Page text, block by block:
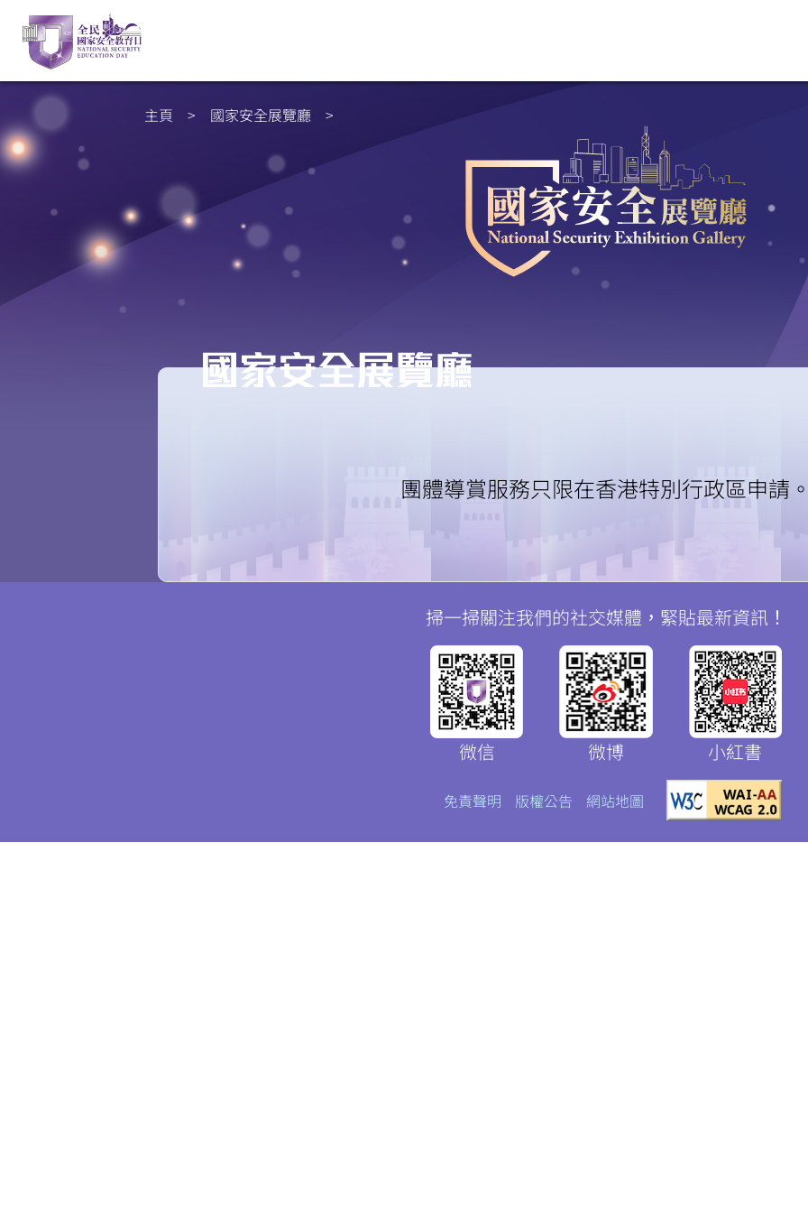
主頁 > 國家安全展覽廳 >
團體導賞服務只限在香港特別行政區申請
免責聲明 版權公告 網站地圖
掃一掃關注我們的社交媒體，緊貼最新資訊！
微信 微博 小紅書
微
信
微
博 紅書